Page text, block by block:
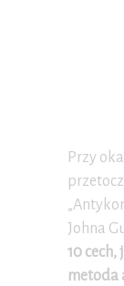
Przy
Johna
10
metoda